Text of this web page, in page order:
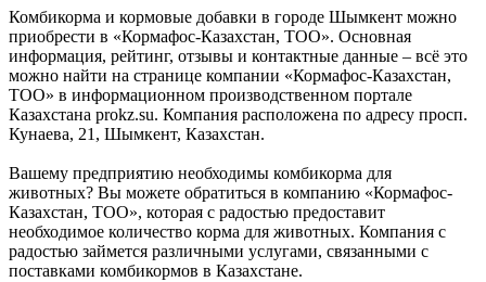
Комбикорма и кормовые добавки в городе Шымкент можно
приобрести в «Кормафос-Казахстан, ТОО». Основная
информация, рейтинг, отзывы и контактные данные – всё это
можно найти на странице компании «Кормафос-Казахстан,
ТОО» в информационном производственном портале
Казахстана prokz.su. Компания расположена по адресу просп.
Кунаева, 21, Шымкент, Казахстан.
Вашему предприятию необходимы комбикорма для
животных? Вы можете обратиться в компанию «Кормафос-
Казахстан, ТОО», которая с радостью предоставит
необходимое количество корма для животных. Компания с
радостью займется различными услугами, связанными с
поставками комбикормов в Казахстане.